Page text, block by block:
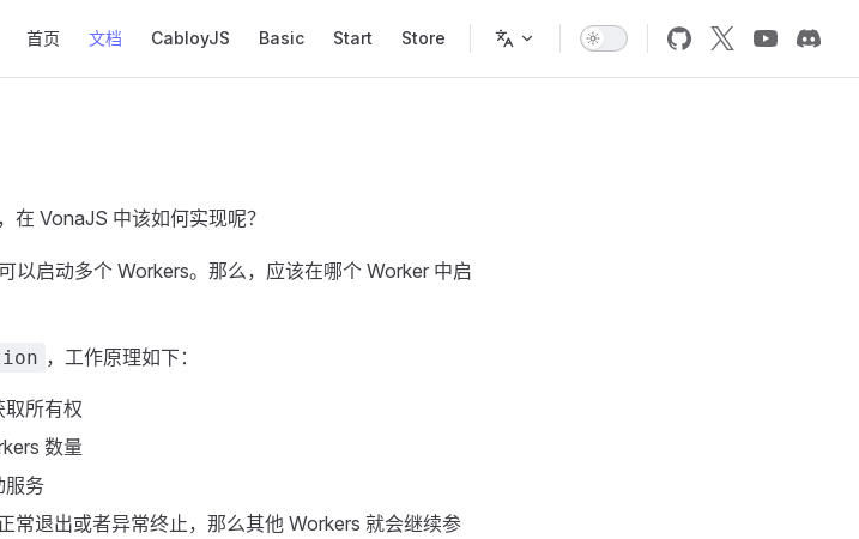
首页 文档 CabloyJS Basic Start Store
在 VonaJS 中该如何实现呢？
以启动多个 Workers。那么，应该在哪个 Worker 中启
，工作原理如下：
所有权
数量
服务
常退出或者异常终止，那么其他 Workers 就会继续参